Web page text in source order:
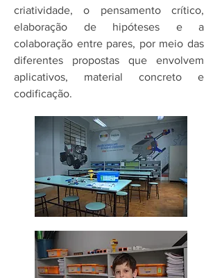
criatividade, o pensamento crítico,
elaboração de hipóteses e a
colaboração entre pares, por meio das
diferentes propostas que envolvem
aplicativos, material concreto e
codificação.